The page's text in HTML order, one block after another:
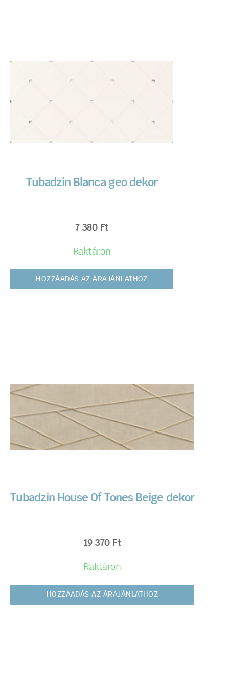
Tubadzin Blanca geo dekor
7 380 Ft
Raktáron
HOZZÁADÁS AZ ÁRAJÁNLATHOZ
Tubadzin House Of Tones Beige dekor
19 370 Ft
Raktáron
HOZZÁADÁS AZ ÁRAJÁNLATHOZ